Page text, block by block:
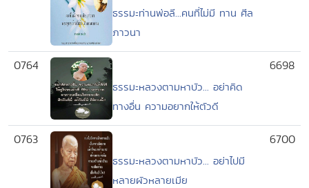
ธรรมะท่านพ่อลี...คนที่ไม่มี ทาน ศีล
ภาวนา
0764
ธรรมะหลวงตามหาบัว... อย่าคิด
ทางอื่น ความอยากให้ตัวดี
6698
0763
ธรรมะหลวงตามหาบัว... อย่าไปมี
หลายผัวหลายเมีย
6700